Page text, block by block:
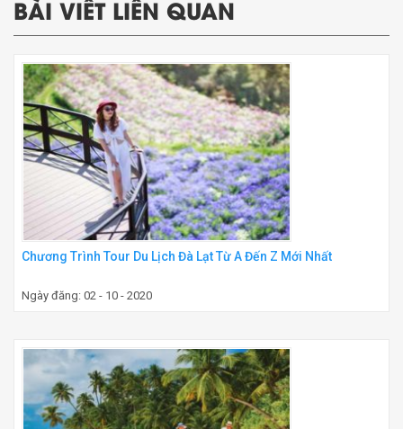
BÀI VIẾT LIÊN QUAN
Chương Trình Tour Du Lịch Đà Lạt Từ A Đến Z Mới Nhất
Ngày đăng: 02 - 10 - 2020